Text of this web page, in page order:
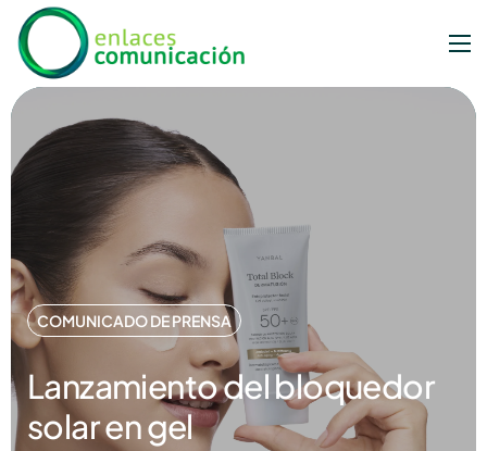
COMUNICADO DE PRENSA
Lanzamiento del bloquedor
solar en gel